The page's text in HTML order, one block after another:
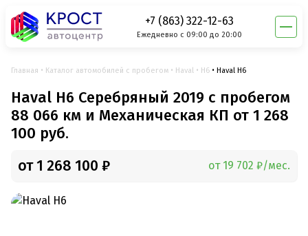
+7 (863) 322-12-63
Ежедневно с 09:00 до 20:00
Главная Каталог автомобилей с пробегом Haval H6 Haval H6
Haval H6 Серебряный 2019 с пробегом
88 066 км и Механическая КП от 1 268
100 руб.
от 1 268 100 ₽ от 19 702 ₽/мес.